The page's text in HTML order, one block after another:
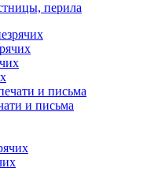
перила
и письма